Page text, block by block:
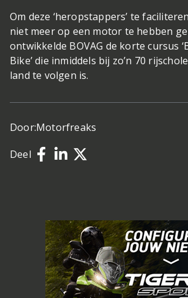
Om deze ‘heropstappers’ te
niet meer op een motor te hebben
ontwikkelde BOVAG de korte cursus
Bike’ die inmiddels bij zo’n 70
land te volgen is.
Door:Motorfreaks
Deel